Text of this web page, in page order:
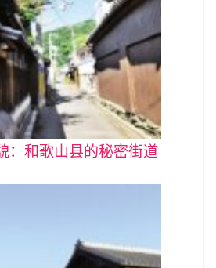
：和歌山县的秘密街道